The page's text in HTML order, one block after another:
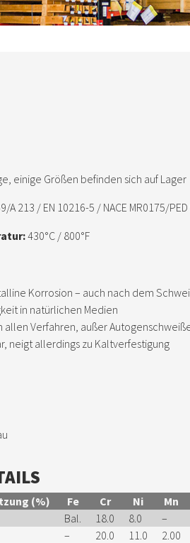
einige Größen befinden sich auf Lager
A 213 / EN 10216-5 / NACE MR0175/
430°C / 800°F
Korrosion – auch nach dem
in natürlichen Medien
Verfahren, außer
neigt allerdings zu Kaltverfestigung
(%) Fe Cr Ni Mn
Bal. 18.0 8.0 –
– 20.0 11.0 2.00